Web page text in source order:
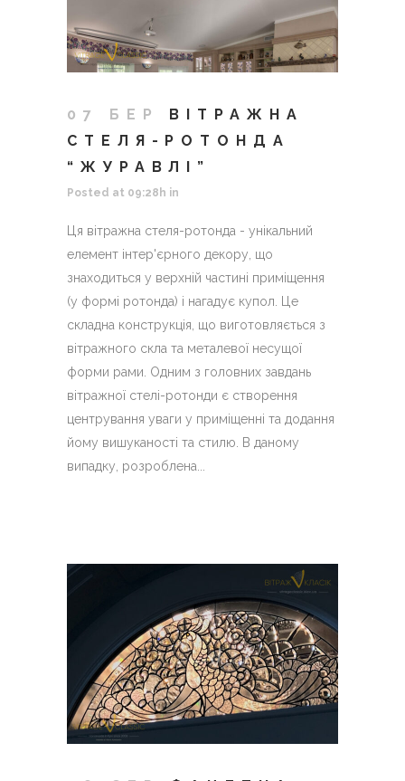
07 БЕР
ВІТРАЖНА
СТЕЛЯ-РОТОНДА
“ЖУРАВЛІ”
Posted at 09:28h in
Ця вітражна стеля-ротонда - унікальний
елемент інтер'єрного декору, що
знаходиться у верхній частині приміщення
(у формі ротонда) і нагадує купол. Це
складна конструкція, що виготовляється з
вітражного скла та металевої несущої
форми рами. Одним з головних завдань
вітражної стелі-ротонди є створення
центрування уваги у приміщенні та додання
йому вишуканості та стилю. В даному
випадку, розроблена...